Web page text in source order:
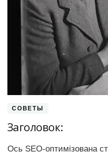
СОВЕТЫ
Заголовок:
Ось SEO-оптимізована